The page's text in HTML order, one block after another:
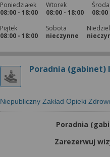
Poniedziałek
08:00 - 18:00
Wtorek
08:00 - 18:00
Środa
08:00
Piątek
08:00 - 18:00
Sobota
nieczynne
Poradnia (gabinet)
Niepubliczny Zakład Opieki
Poradnia
Zarezerwuj